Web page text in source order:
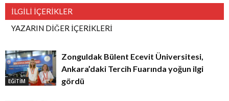
İLGİLİ İÇERİKLER
YAZARIN DİĞER İÇERİKLERİ
EĞİTİM
Zonguldak Bülent Ecevit Üniversitesi,
Ankara’daki Tercih Fuarında yoğun ilgi
gördü